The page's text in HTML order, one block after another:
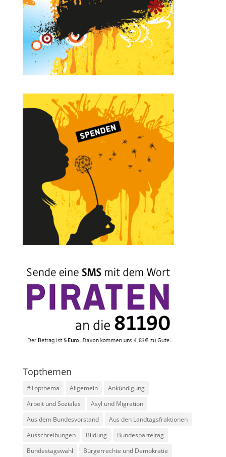
Topthemen
#Topthema Allgemein
Ankündigung
Arbeit und Soziales
Asyl und Migration
Aus dem Bundesvorstand
Aus den Landtagsfraktionen
Ausschreibungen
Bildung
Bundesparteitag
Bundestagswahl
Bürgerrechte und Demokratie